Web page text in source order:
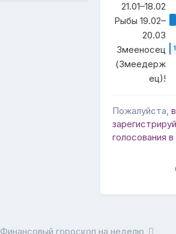
21.01–18.02
Рыбы 19.02–
20.03
Змееносец
(Змеедерж
ец)!
Пожалуйста,
голосования
Финансовый гороскоп на неделю